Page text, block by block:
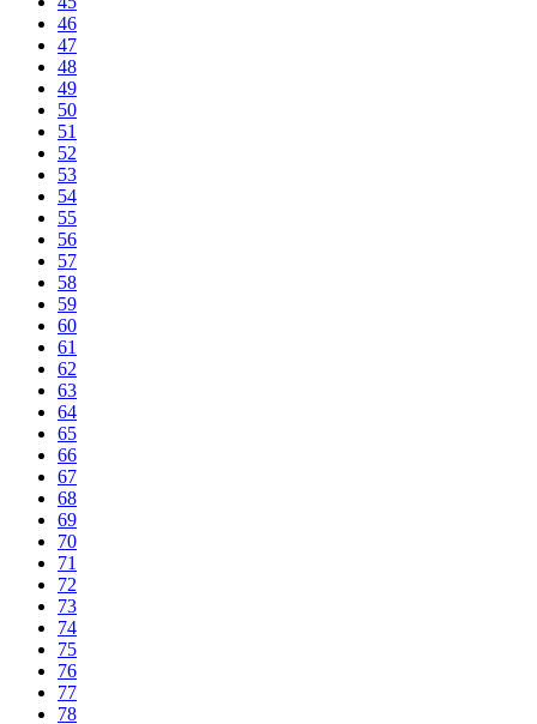
46
47
48
49
50
51
52
53
54
55
56
57
58
59
60
61
62
63
64
65
66
67
68
69
70
71
72
73
74
75
76
77
78